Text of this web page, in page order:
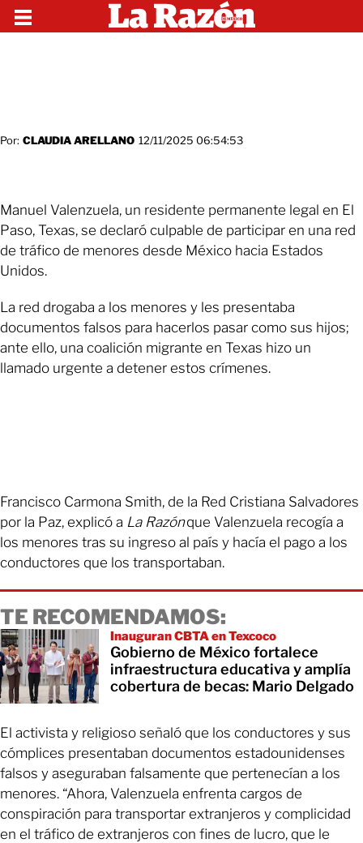
Por: CLAUDIA ARELLANO 12/11/2025 06:54:53
Manuel Valenzuela, un residente permanente legal en El
Paso, Texas, se declaró culpable de participar en una red
de tráfico de menores desde México hacia Estados
Unidos.
La red drogaba a los menores y les presentaba
documentos falsos para hacerlos pasar como sus hijos;
ante ello, una coalición migrante en Texas hizo un
llamado urgente a detener estos crímenes.
Francisco Carmona Smith, de la Red Cristiana Salvadores
por la Paz, explicó a La Razónque Valenzuela recogía a
los menores tras su ingreso al país y hacía el pago a los
conductores que los transportaban.
TE RECOMENDAMOS:
Inauguran CBTA en Texcoco
Gobierno de México fortalece
infraestructura educativa y amplía
cobertura de becas: Mario Delgado
El activista y religioso señaló que los conductores y sus
cómplices presentaban documentos estadounidenses
falsos y aseguraban falsamente que pertenecían a los
menores. “Ahora, Valenzuela enfrenta cargos de
conspiración para transportar extranjeros y complicidad
en el tráfico de extranjeros con fines de lucro, que le